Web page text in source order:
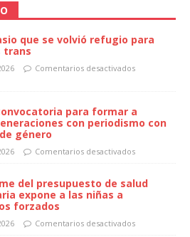
que se volvió refugio para
trans
Comentarios desactivados
para formar a
con periodismo con
género
Comentarios desactivados
del presupuesto de salud
expone a las niñas a
forzados
Comentarios desactivados